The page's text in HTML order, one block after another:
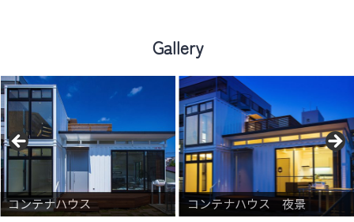
Gallery
コンテナハウス 夜景 S社 Office